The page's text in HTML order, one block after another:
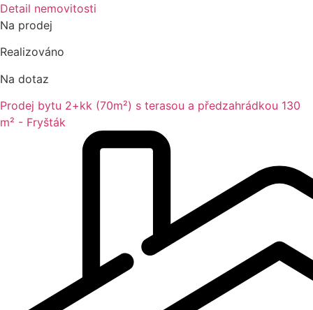
Detail nemovitosti
Na prodej
Realizováno
Na dotaz
Prodej bytu 2+kk (70m²) s terasou a předzahrádkou 130
m² - Fryšták